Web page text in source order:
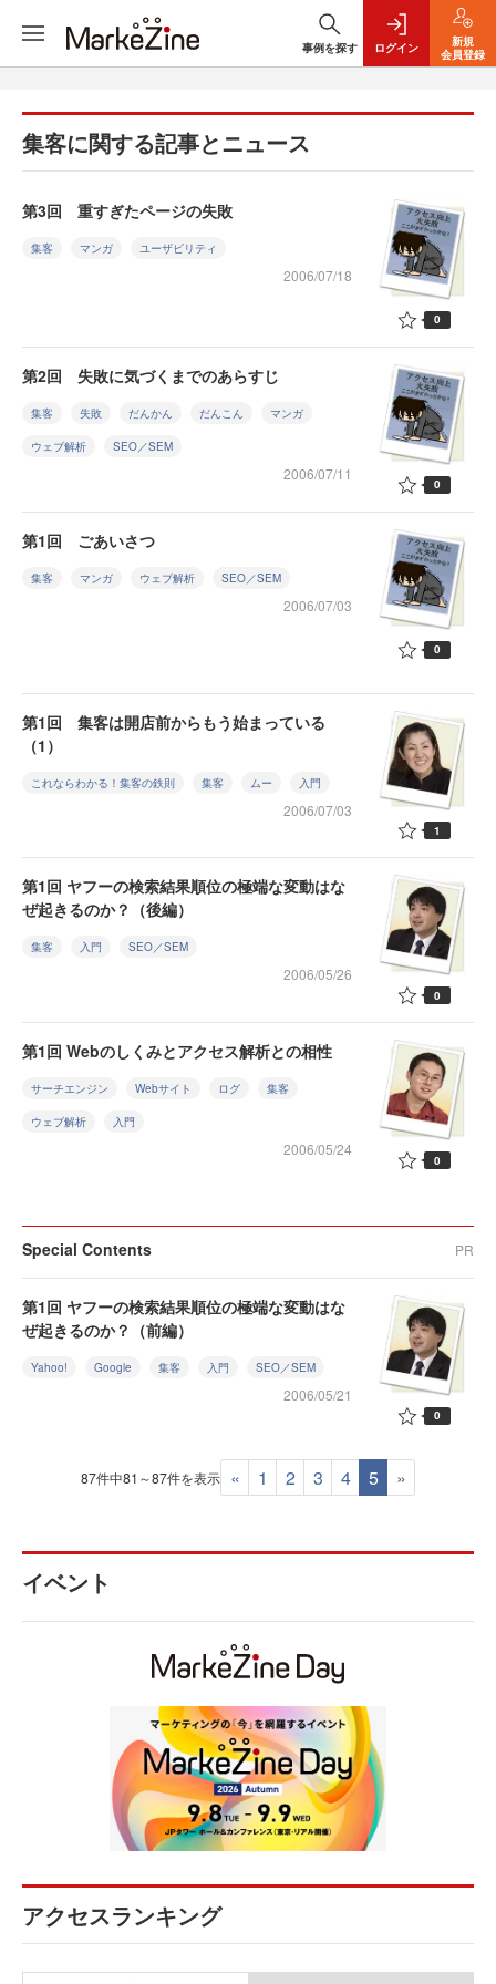
事例を探す ログイン
新規
会員登録
集客に関する記事とニュース
第3回 重すぎたページの失敗
集客 マンガ ユーザビリティ
2006/07/18
0
第2回 失敗に気づくまでのあらすじ
集客 失敗 だんかん だんこん マンガ
ウェブ解析 SEO／SEM
2006/07/11
0
第1回 ごあいさつ
集客 マンガ ウェブ解析 SEO／SEM
2006/07/03
0
第1回 集客は開店前からもう始まっている
（1）
これならわかる！集客の鉄則 集客 ムー 入門
2006/07/03
1
第1回 ヤフーの検索結果順位の極端な変動はな
ぜ起きるのか？（後編）
集客 入門 SEO／SEM
2006/05/26
0
第1回 Webのしくみとアクセス解析との相性
サーチエンジン Webサイト ログ 集客
ウェブ解析 入門
2006/05/24
0
Special Contents PR
第1回 ヤフーの検索結果順位の極端な変動はな
ぜ起きるのか？（前編）
Yahoo! Google 集客 入門 SEO／SEM
2006/05/21
0
87件中81～87件を表示 « 1 2 3 4 5 »
イベント
アクセスランキング